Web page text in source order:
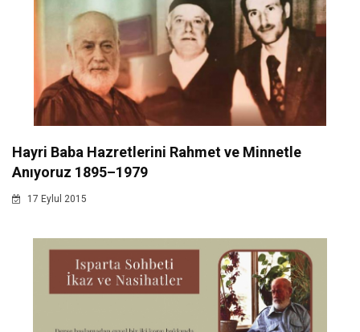
Hayri Baba Hazretlerini Rahmet ve Minnetle
Anıyoruz 1895–1979
17 Eylul 2015